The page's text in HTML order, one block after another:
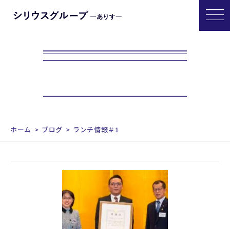
ホーム ブログ ランチ情報＃1